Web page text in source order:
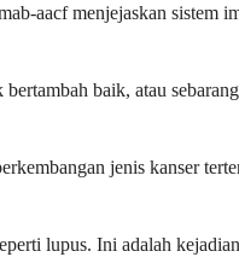
aacf menjejaskan sistem
baik, atau
jenis kanser
lupus. Ini adalah